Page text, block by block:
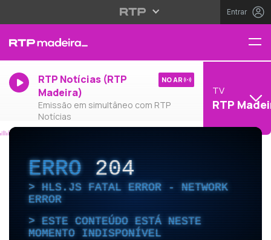
Entrar
RTP Notícias (RTP
Madeira)
Emissão em simultâneo com RTP
Notícias
NO AR
TV
RTP
ERRO204
HLS.JS FATAL ERROR - NETWORK
ERROR
ESTE CONTEÚDO ESTÁ NESTE
MOMENTO INDISPONÍVEL